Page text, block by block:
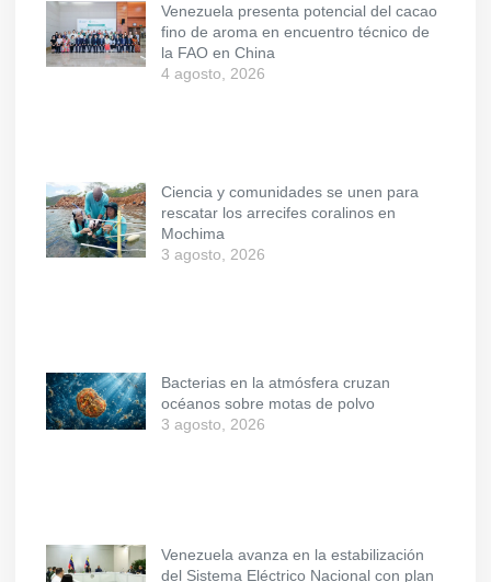
Venezuela presenta potencial del cacao
fino de aroma en encuentro técnico de
la FAO en China
4 agosto, 2026
Ciencia y comunidades se unen para
rescatar los arrecifes coralinos en
Mochima
3 agosto, 2026
Bacterias en la atmósfera cruzan
océanos sobre motas de polvo
3 agosto, 2026
Venezuela avanza en la estabilización
del Sistema Eléctrico Nacional con plan